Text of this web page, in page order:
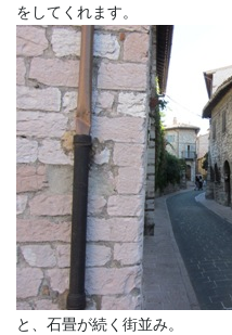
をしてくれます。
と、石畳が続く街並み。